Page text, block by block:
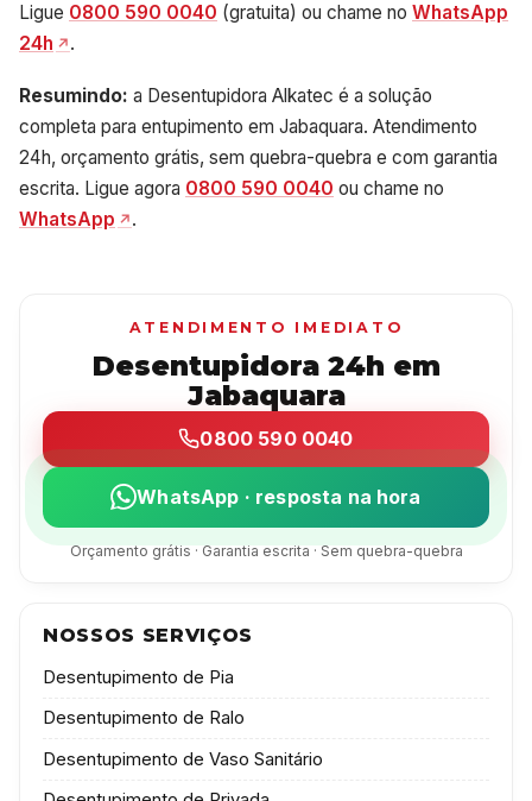
Ligue 0800 590 0040 (gratuita) ou chame no WhatsApp
24h
.
Resumindo: a Desentupidora Alkatec é a solução
completa para entupimento em Jabaquara. Atendimento
24h, orçamento grátis, sem quebra-quebra e com garantia
escrita. Ligue agora 0800 590 0040 ou chame no
WhatsApp
.
ATENDIMENTO IMEDIATO
Desentupidora 24h em
Jabaquara
0800 590 0040
WhatsApp · resposta na hora
Orçamento grátis · Garantia escrita · Sem quebra-quebra
NOSSOS SERVIÇOS
Desentupimento de Pia
Desentupimento de Ralo
Desentupimento de Vaso Sanitário